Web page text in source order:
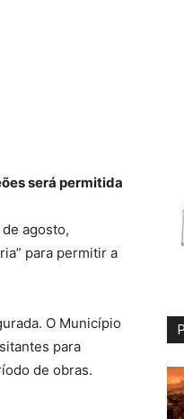
será permitida
agosto,
para permitir a
O Município
para
de obras.